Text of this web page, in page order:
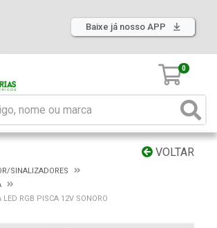
Baixe já nosso APP
0
VOLTAR
SINALIZADORES
RGB PISCA 12V SONORO